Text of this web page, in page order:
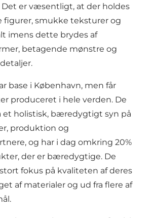
er væsentligt, at der holdes
figurer, smukke teksturer og
imens dette brydes af
betagende mønstre og
base i København, men får
produceret i hele verden. De
et holistisk, bæredygtigt syn på
produktion og
og har i dag omkring 20%
der er bæredygtige. De
fokus på kvaliteten af deres
af materialer og ud fra flere af